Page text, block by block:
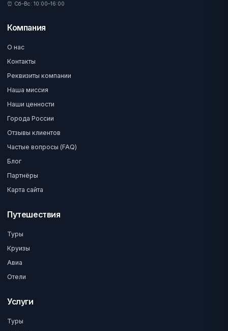
⏰ Сб–Вс: 10:00–16:00
Компания
О нас
Контакты
Реквизиты компании
Наша миссия
Наши ценности
Города России
Отзывы клиентов
Частые вопросы (FAQ)
Блог
Партнёры
Карта сайта
Путешествия
Туры
Круизы
Авиа
Отели
Услуги
Туры